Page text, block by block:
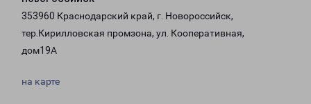
353960 Краснодарский край, г. Новороссийск,
тер.Кирилловская промзона, ул. Кооперативная,
дом19А
на карте